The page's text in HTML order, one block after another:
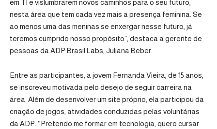
em TI e vislumbrarem novos caminhos para o seu futuro,
nesta área que tem cada vez mais a presença feminina. Se
ao menos uma das meninas se enxergar nesse futuro, já
teremos cumprido nosso propósito”, destaca a gerente de
pessoas da ADP Brasil Labs, Juliana Beber.
Entre as participantes, a jovem Fernanda Vieira, de 15 anos,
se inscreveu motivada pelo desejo de seguir carreira na
área. Além de desenvolver um site próprio, ela participou da
criação de jogos, atividades conduzidas pelas voluntárias
da ADP. “Pretendo me formar em tecnologia, quero cursar